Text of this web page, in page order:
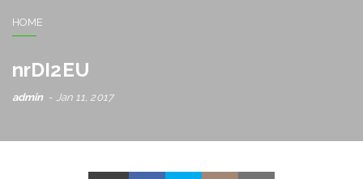
HOME
nrDI2EU
admin Jan 11, 2017